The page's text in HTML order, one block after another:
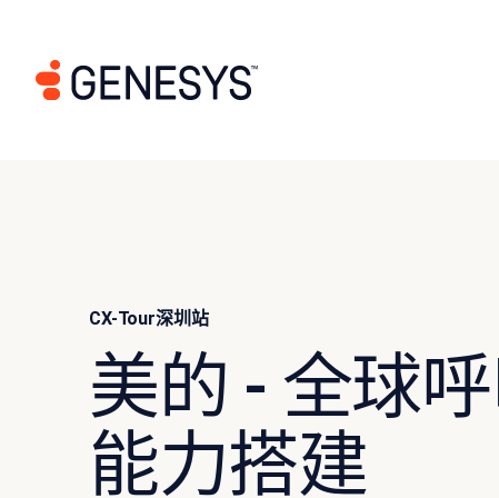
CX-Tour深圳站
美的 - 全球
能力搭建